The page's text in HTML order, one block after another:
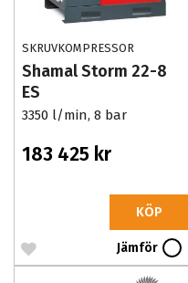
SKRUVKOMPRESSOR
Shamal Storm 22-8
ES
3350 l/min, 8 bar
183 425 kr
KÖP
Jämför